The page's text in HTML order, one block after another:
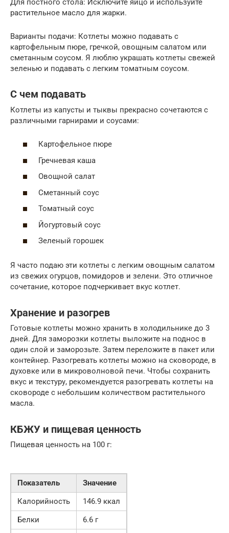
Для постного стола: Исключите яйцо и используйте
растительное масло для жарки.
Варианты подачи: Котлеты можно подавать с
картофельным пюре, гречкой, овощным салатом или
сметанным соусом. Я люблю украшать котлеты свежей
зеленью и подавать с легким томатным соусом.
С чем подавать
Котлеты из капусты и тыквы прекрасно сочетаются с
различными гарнирами и соусами:
Картофельное пюре
Гречневая каша
Овощной салат
Сметанный соус
Томатный соус
Йогуртовый соус
Зеленый горошек
Я часто подаю эти котлеты с легким овощным салатом
из свежих огурцов, помидоров и зелени. Это отличное
сочетание, которое подчеркивает вкус котлет.
Хранение и разогрев
Готовые котлеты можно хранить в холодильнике до 3
дней. Для заморозки котлеты выложите на поднос в
один слой и заморозьте. Затем переложите в пакет или
контейнер. Разогревать котлеты можно на сковороде, в
духовке или в микроволновой печи. Чтобы сохранить
вкус и текстуру, рекомендуется разогревать котлеты на
сковороде с небольшим количеством растительного
масла.
КБЖУ и пищевая ценность
Пищевая ценность на 100 г:
Показатель
Значение
Калорийность
146.9 ккал
Белки
6.6 г